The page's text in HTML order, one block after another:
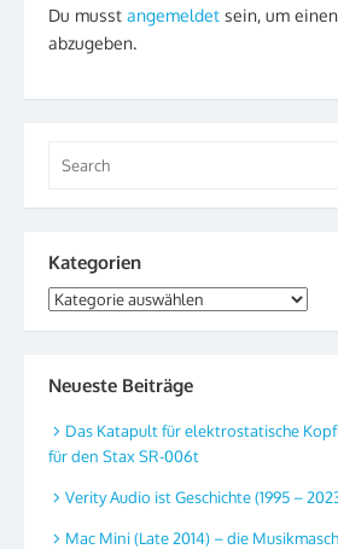
Du musst angemeldet sein, um
abzugeben.
for:
Kategorien
Kategorien
Neueste Beiträge
Das Katapult für elektrostatische
für den Stax SR-006t
Verity Audio ist Geschichte (1995 –
Mac Mini (Late 2014) – die